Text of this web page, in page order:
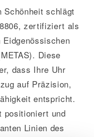
Schönheit schlägt
zertifiziert als
Diese
dass Ihre Uhr
auf Präzision,
entspricht.
positioniert und
Linien des